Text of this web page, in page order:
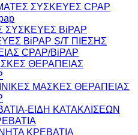
ΣΥΣΚΕΥΕΣ CPAP
ΣΥΣΚΕΥΕΣ BiPAP
BiPAP S/T ΠΙΕΣΗΣ
CPAP/BiPAP
ΘΕΡΑΠΕΙΑΣ
ΜΑΣΚΕΣ ΘΕΡΑΠΕΙΑΣ
ΕΙΔΗ ΚΑΤΑΚΛΙΣΕΩΝ
ΚΡΕΒΑΤΙΑ